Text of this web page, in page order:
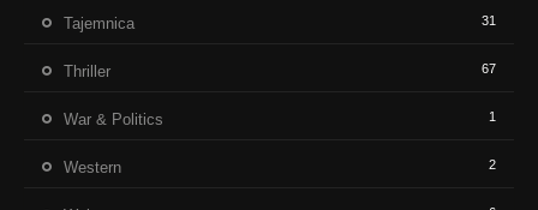
Tajemnica 31
Thriller 67
War & Politics 1
Western 2